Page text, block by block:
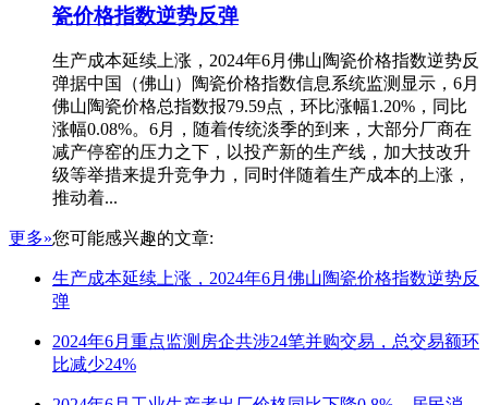
瓷价格指数逆势反弹
生产成本延续上涨，2024年6月佛山陶瓷价格指数逆势反
弹据中国（佛山）陶瓷价格指数信息系统监测显示，6月
佛山陶瓷价格总指数报79.59点，环比涨幅1.20%，同比
涨幅0.08%。6月，随着传统淡季的到来，大部分厂商在
减产停窑的压力之下，以投产新的生产线，加大技改升
级等举措来提升竞争力，同时伴随着生产成本的上涨，
推动着...
更多»您可能感兴趣的文章:
生产成本延续上涨，2024年6月佛山陶瓷价格指数逆势反
弹
2024年6月重点监测房企共涉24笔并购交易，总交易额环
比减少24%